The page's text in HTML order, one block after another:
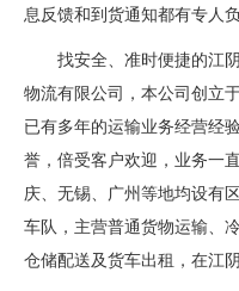
息反馈和到货通知都有专人
找安全、准时便捷的江
物流有限公司，本公司创立
已有多年的运输业务经营经
誉，倍受客户欢迎，业务一
庆、无锡、广州等地均设有
车队，主营普通货物运输、
仓储配送及货车出租，在江